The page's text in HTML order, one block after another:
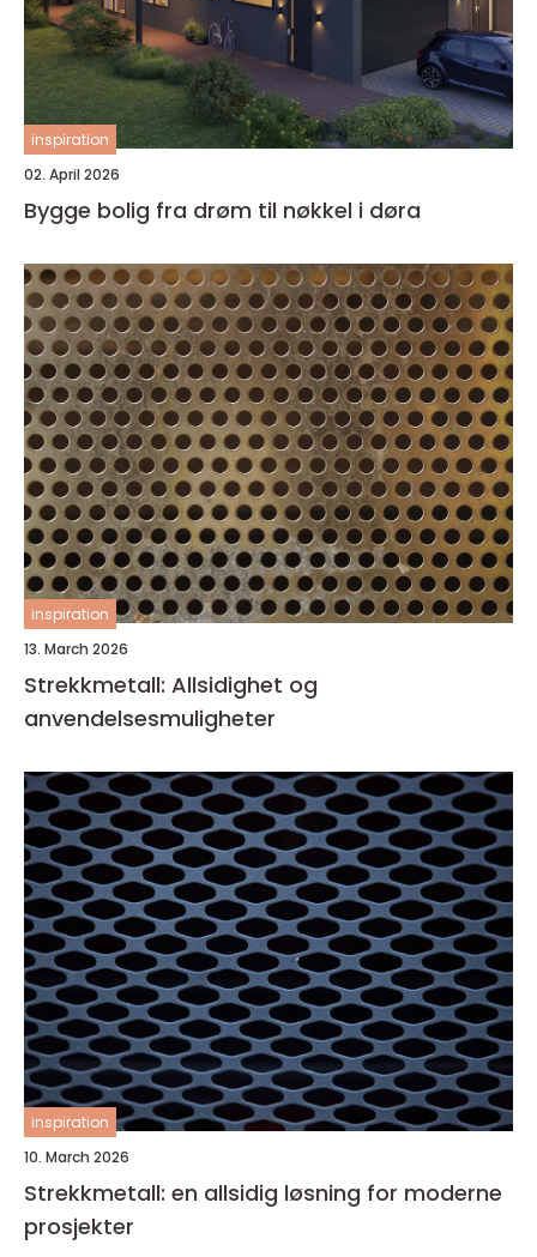
inspiration
02. April 2026
Bygge bolig fra drøm til nøkkel i døra
inspiration
13. March 2026
Strekkmetall: Allsidighet og
anvendelsesmuligheter
inspiration
10. March 2026
Strekkmetall: en allsidig løsning for moderne
prosjekter